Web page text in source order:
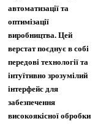
автоматизації та
оптимізації
виробництва. Цей
верстат поєднує в собі
передові технології та
інтуїтивно зрозумілий
інтерфейс для
забезпечення
високоякісної обробки